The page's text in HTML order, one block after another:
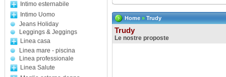
Intimo esternabile
Intimo Uomo
Jeans Holiday
Leggings & Jeggings
Linea casa
Linea mare - piscina
Linea professionale
Linea Salute
Home » Trudy
Trudy
Le nostre proposte